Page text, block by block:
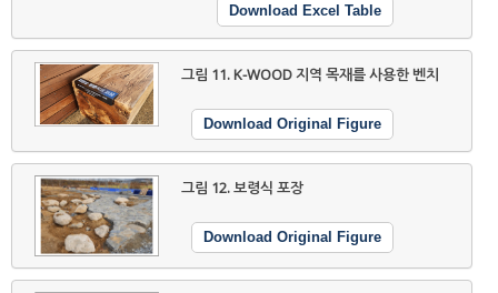
Download Excel Table
그림 11.K-WOOD 지역 목재를 사용한 벤치
Download Original Figure
그림 12.보령식 포장
Download Original Figure